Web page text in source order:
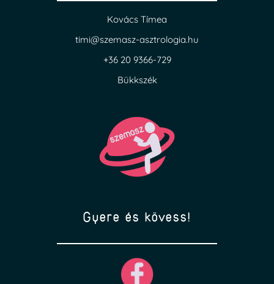
Kovács Tímea
timi@szemasz-asztrologia.hu
+36 20 9366-729
Bükkszék
Gyere és kövess!